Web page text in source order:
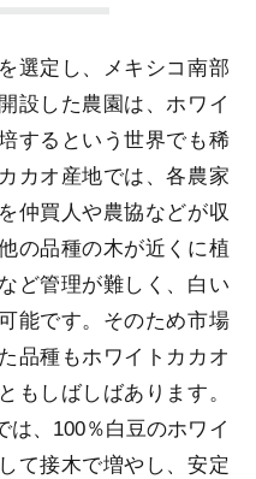
選定し、メキシコ南部
設した農園は、ホワイ
するという世界でも稀
カオ産地では、各農家
仲買人や農協などが収
の品種の木が近くに植
ど管理が難しく、白い
能です。そのため市場
品種もホワイトカカオ
もしばしばあります。
は、100％白豆のホワイ
て接木で増やし、安定